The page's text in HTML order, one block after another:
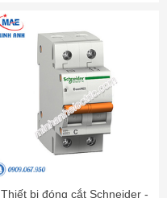
Thiết bị đóng cắt Schneider -